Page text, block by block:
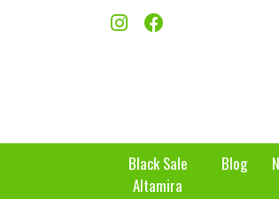
Black Sale
Altamira
Blog